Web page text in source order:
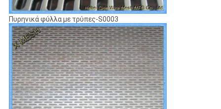
Πυρηνικά φύλλα με τρύπες-S0003